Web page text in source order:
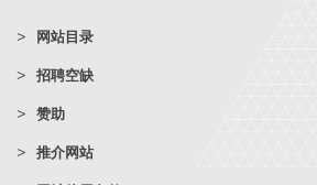
网站目录
招聘空缺
赞助
推介网站